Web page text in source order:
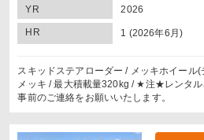
YR 2026
HR 1 (2026年6月)
スキッドステアローダー / メッキホイール(
メッキ / 最大積載量320kg / ★注★レンタ
事前のご連絡をお願いいたします。